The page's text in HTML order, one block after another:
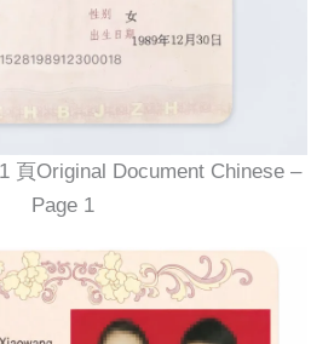
頁Original Document Chinese –
Page 1